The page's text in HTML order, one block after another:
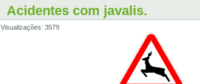
Acidentes com javalis.
Visualizações: 3579